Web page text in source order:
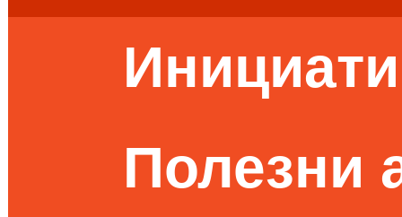
Полезни